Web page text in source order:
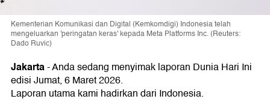
Kementerian Komunikasi dan Digital (Kemkomdigi) Indonesia telah
mengeluarkan 'peringatan keras' kepada Meta Platforms Inc. (Reuters:
Dado Ruvic)
Jakarta-Anda sedang menyimak laporan Dunia Hari Ini
edisi Jumat, 6 Maret 2026.
Laporan utama kami hadirkan dari Indonesia.